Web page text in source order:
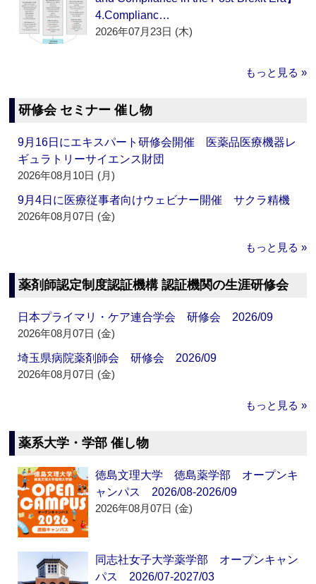
4.Complianc…
2026年07月23日 (木)
もっと見る »
研修会 セミナー 催し物
9月16日にエキスパート研修会開催 医薬品医療機器レ
ギュラトリーサイエンス財団
2026年08月10日 (月)
9月4日に医療従事者向けウェビナー開催 サクラ精機
2026年08月07日 (金)
もっと見る »
薬剤師認定制度認証機構 認証機関の生涯研修会
日本プライマリ・ケア連合学会 研修会 2026/09
2026年08月07日 (金)
埼玉県病院薬剤師会 研修会 2026/09
2026年08月07日 (金)
もっと見る »
薬系大学・学部 催し物
徳島文理大学 徳島薬学部 オープンキ
ャンパス 2026/08-2026/09
2026年08月07日 (金)
同志社女子大学薬学部 オープンキャン
パス 2026/07-2027/03